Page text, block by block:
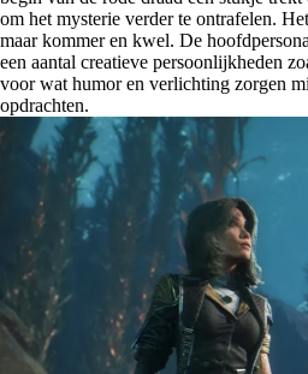
om het mysterie verder te ontrafelen.
maar kommer en kwel. De
een aantal creatieve persoonlijkheden
voor wat humor en verlichting zorgen
opdrachten.